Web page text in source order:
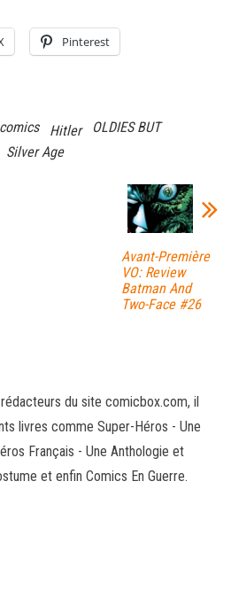
Pinterest
comics Hitler
OLDIES BUT
Silver Age
Avant-Première
VO: Review
Batman And
Two-Face #26
du site comicbox.com, il
livres comme Super-Héros - Une
Français - Une Anthologie et
et enfin Comics En Guerre.